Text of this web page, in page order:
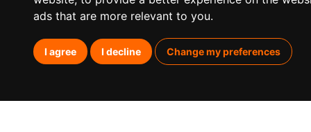
ads that are more relevant to you.
I agree I decline Change my preferences